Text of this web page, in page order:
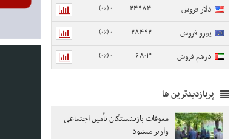
دلار فروش 24984
0 (0%)
یورو فروش 28492
0 (0%)
درهم فروش 6803
0 (0%)
پربازدیدترین ها
معوقات بازنشستگان تأمین اجتماعی
واریز میشود